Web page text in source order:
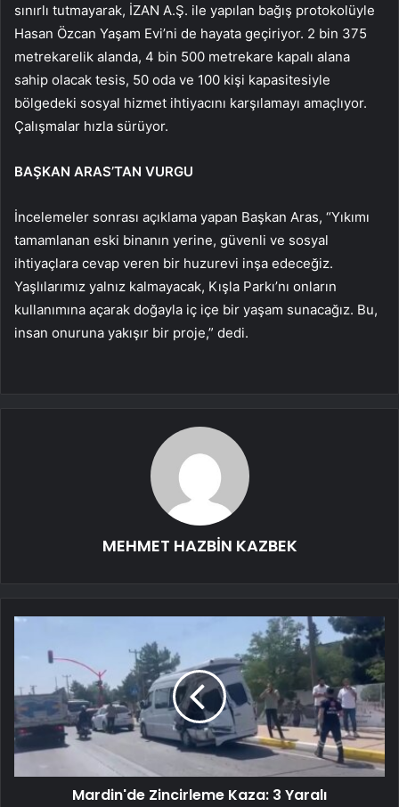
sınırlı tutmayarak, İZAN A.Ş. ile yapılan bağış protokolüyle
Hasan Özcan Yaşam Evi’ni de hayata geçiriyor. 2 bin 375
metrekarelik alanda, 4 bin 500 metrekare kapalı alana
sahip olacak tesis, 50 oda ve 100 kişi kapasitesiyle
bölgedeki sosyal hizmet ihtiyacını karşılamayı amaçlıyor.
Çalışmalar hızla sürüyor.
BAŞKAN ARAS’TAN VURGU
İncelemeler sonrası açıklama yapan Başkan Aras, “Yıkımı
tamamlanan eski binanın yerine, güvenli ve sosyal
ihtiyaçlara cevap veren bir huzurevi inşa edeceğiz.
Yaşlılarımız yalnız kalmayacak, Kışla Parkı’nı onların
kullanımına açarak doğayla iç içe bir yaşam sunacağız. Bu,
insan onuruna yakışır bir proje,” dedi.
MEHMET HAZBİN KAZBEK
Mardin'de Zincirleme Kaza: 3 Yaralı